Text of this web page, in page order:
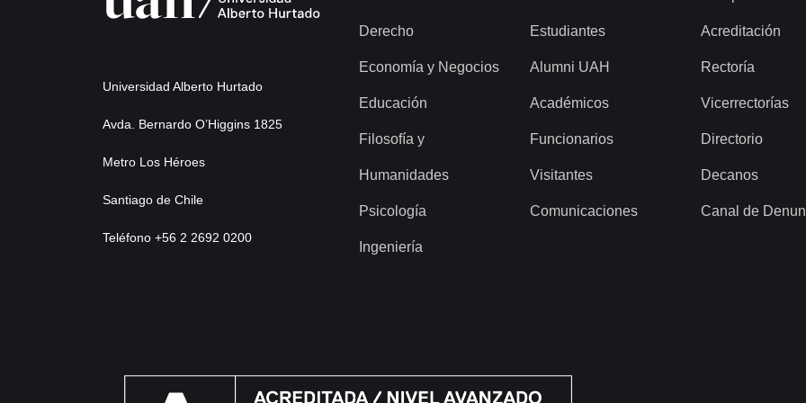
Universidad Alberto Hurtado
Avda. Bernardo O’Higgins 1825
Metro Los Héroes
Santiago de Chile
Teléfono +56 2 2692 0200
Derecho
Economía y Negocios
Educación
Filosofía y
Humanidades
Psicología
Ingeniería
Estudiantes
Alumni UAH
Académicos
Funcionarios
Visitantes
Comunicaciones
Acreditación
Rectoría
Vicerrectorías
Directorio
Decanos
Canal de